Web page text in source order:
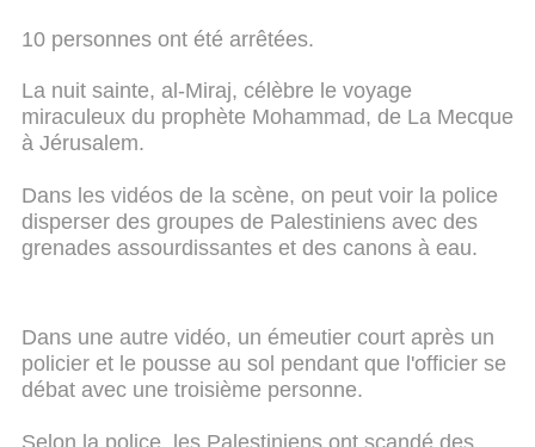
10 personnes ont été arrêtées.
La nuit sainte, al-Miraj, célèbre le voyage
miraculeux du prophète Mohammad, de La Mecque
à Jérusalem.
Dans les vidéos de la scène, on peut voir la police
disperser des groupes de Palestiniens avec des
grenades assourdissantes et des canons à eau.
Dans une autre vidéo, un émeutier court après un
policier et le pousse au sol pendant que l'officier se
débat avec une troisième personne.
Selon la police, les Palestiniens ont scandé des